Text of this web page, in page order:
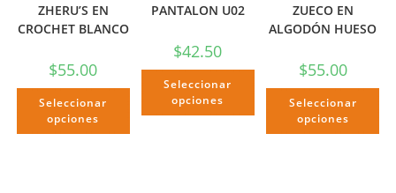
ZHERU’S EN
CROCHET BLANCO
$55.00
Seleccionar
opciones
PANTALON U02
$42.50
Seleccionar
opciones
ZUECO EN
ALGODÓN HUESO
$55.00
Seleccionar
opciones